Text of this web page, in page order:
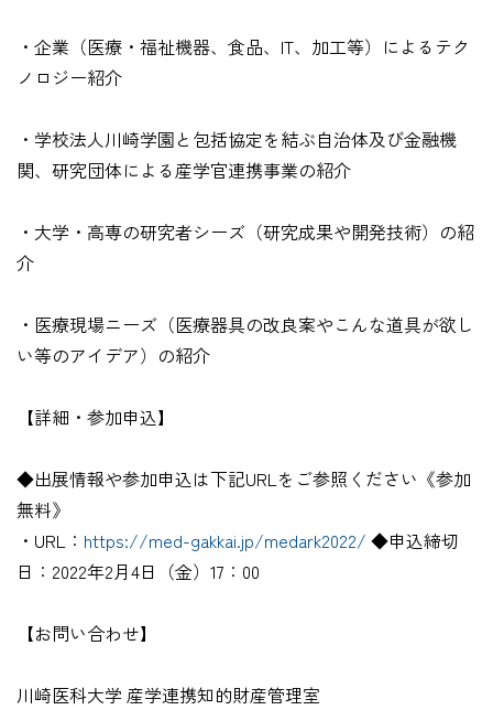
・企業（医療・福祉機器、食品、IT、加工等）によるテク
ノロジー紹介
・学校法人川崎学園と包括協定を結ぶ自治体及び金融機
関、研究団体による産学官連携事業の紹介
・大学・高専の研究者シーズ（研究成果や開発技術）の紹
介
・医療現場ニーズ（医療器具の改良案やこんな道具が欲し
い等のアイデア）の紹介
【詳細・参加申込】
◆出展情報や参加申込は下記URLをご参照ください《参加
無料》
・URL： https://med-gakkai.jp/medark2022/ ◆申込締切
日：2022年2月4日（金）17：00
【お問い合わせ】
川崎医科大学 産学連携知的財産管理室